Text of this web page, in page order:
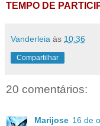
TEMPO DE
Vanderleia às 10:36
Compartilhar
20 comentários:
Marijose 16 de